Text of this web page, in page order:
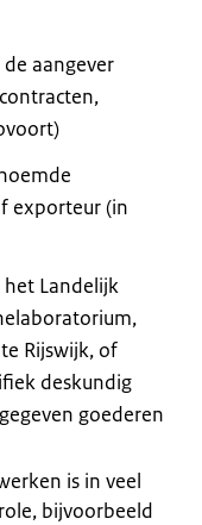
aangever
exporteur (in
Landelijk
Rijswijk, of
deskundig
goederen
is in veel
bijvoorbeeld